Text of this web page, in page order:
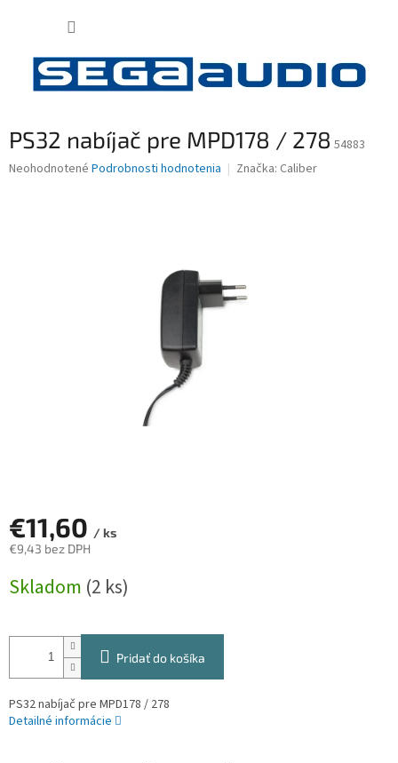
PS32 nabíjač pre MPD178 / 278 54883
Priemerné
Neohodnotené Podrobnosti hodnotenia Značka: Caliber
€11,60 / ks
€9,43 bez DPH
cena:
Skladom (2 ks)
Pridať do košíka
PS32 nabíjač pre MPD178 / 278
Detailné informácie